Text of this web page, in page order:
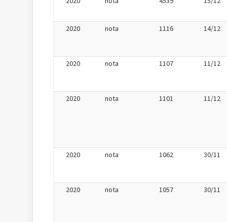
2020 nota 1116 14/12
2020 nota 1107 11/12
2020 nota 1101 11/12
2020 nota 1062 30/11
2020 nota 1057 30/11